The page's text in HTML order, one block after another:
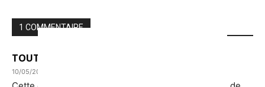
1 COMMENTAIRE
TOUTALO
10/05/2026 à 22:05